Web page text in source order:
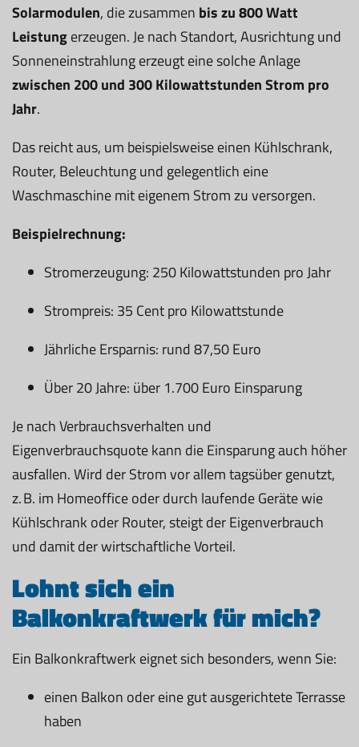
Solarmodulen, die zusammen bis zu 800 Watt
Leistungerzeugen. Je nach Standort, Ausrichtung und
Sonneneinstrahlung erzeugt eine solche Anlage
zwischen 200 und 300 Kilowattstunden Strom pro
Jahr.
Das reicht aus, um beispielsweise einen Kühlschrank,
Router, Beleuchtung und gelegentlich eine
Waschmaschine mit eigenem Strom zu versorgen.
Beispielrechnung:
Stromerzeugung: 250 Kilowattstunden pro Jahr
Strompreis: 35 Cent pro Kilowattstunde
Jährliche Ersparnis: rund 87,50 Euro
Über 20 Jahre: über 1.700 Euro Einsparung
Je nach Verbrauchsverhalten und
Eigenverbrauchsquote kann die Einsparung auch höher
ausfallen. Wird der Strom vor allem tagsüber genutzt,
z. B. im Homeoffice oder durch laufende Geräte wie
Kühlschrank oder Router, steigt der Eigenverbrauch
und damit der wirtschaftliche Vorteil.
Lohnt sich ein
Balkonkraftwerk für mich?
Ein Balkonkraftwerk eignet sich besonders, wenn Sie:
einen Balkon oder eine gut ausgerichtete Terrasse
haben